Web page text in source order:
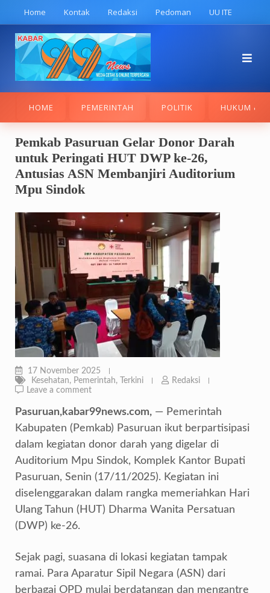
content
Home Kontak Redaksi Pedoman UU ITE
HOME PEMERINTAH POLITIK HUKUM &
Pemkab Pasuruan Gelar Donor Darah
untuk Peringati HUT DWP ke-26,
Antusias ASN Membanjiri Auditorium
Mpu Sindok
17 November 2025
Kesehatan, Pemerintah, Terkini
Redaksi
Leave a comment
Pasuruan,kabar99news.com, — Pemerintah
Kabupaten (Pemkab) Pasuruan ikut berpartisipasi
dalam kegiatan donor darah yang digelar di
Auditorium Mpu Sindok, Komplek Kantor Bupati
Pasuruan, Senin (17/11/2025). Kegiatan ini
diselenggarakan dalam rangka memeriahkan Hari
Ulang Tahun (HUT) Dharma Wanita Persatuan
(DWP) ke-26.
Sejak pagi, suasana di lokasi kegiatan tampak
ramai. Para Aparatur Sipil Negara (ASN) dari
berbagai OPD mulai berdatangan dan mengantre